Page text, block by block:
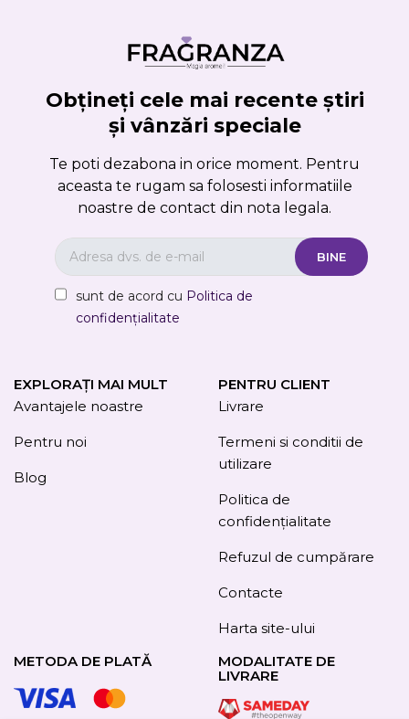
Obțineți cele mai recente știri
și vânzări speciale
Te poti dezabona in orice moment. Pentru
aceasta te rugam sa folosesti informatiile
noastre de contact din nota legala.
sunt de acord cu Politica de
confidențialitate
EXPLORAȚI MAI MULT
Avantajele noastre
Pentru noi
Blog
PENTRU CLIENT
Livrare
Termeni si conditii de
utilizare
Politica de
confidențialitate
Refuzul de cumpărare
Contacte
Harta site-ului
METODA DE PLATĂ
MODALITATE DE
LIVRARE